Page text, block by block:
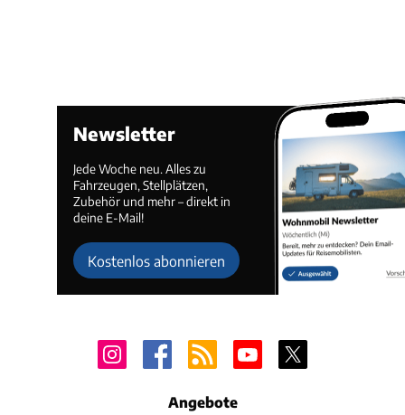
Newsletter
Jede Woche neu. Alles zu
Fahrzeugen, Stellplätzen,
Zubehör und mehr – direkt in
deine E-Mail!
Kostenlos abonnieren
Angebote